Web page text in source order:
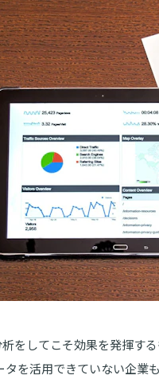
をしてこそ効果を発揮す
タを活用できていない企